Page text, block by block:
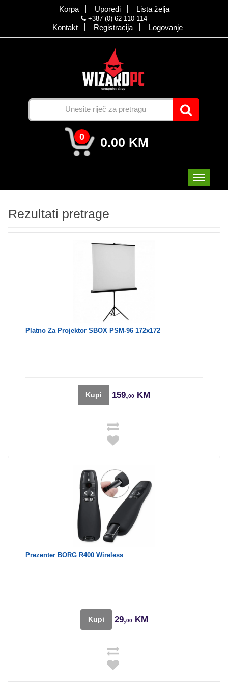
Korpa Uporedi Lista želja
+387 (0) 62 110 114
Kontakt Registracija Logovanje
0 0.00 KM
Rezultati pretrage
Platno Za Projektor SBOX PSM-96 172x172
Kupi 159,00 KM
Prezenter BORG R400 Wireless
Kupi 29,00KM